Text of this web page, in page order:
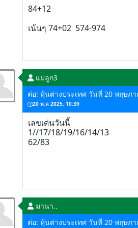
84+12
เน้นๆ 74+02 574-974
แม่ลูก3
ต่อ: หุ้นต่างประเทศ วันที่ 20 พฤษภ
20 พ.ค 2025, 10:39
เลขเด่นวันนี้
1//17/18/19/16/14/13
62/83
มานา..
ต่อ: หุ้นต่างประเทศ วันที่ 20 พฤษภ